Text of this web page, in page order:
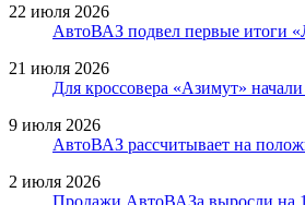
22 июля 2026
АвтоВАЗ подвел первые итоги
21 июля 2026
Для кроссовера «Азимут»
9 июля 2026
АвтоВАЗ рассчитывает на
2 июля 2026
Продажи АвтоВАЗа выросли на